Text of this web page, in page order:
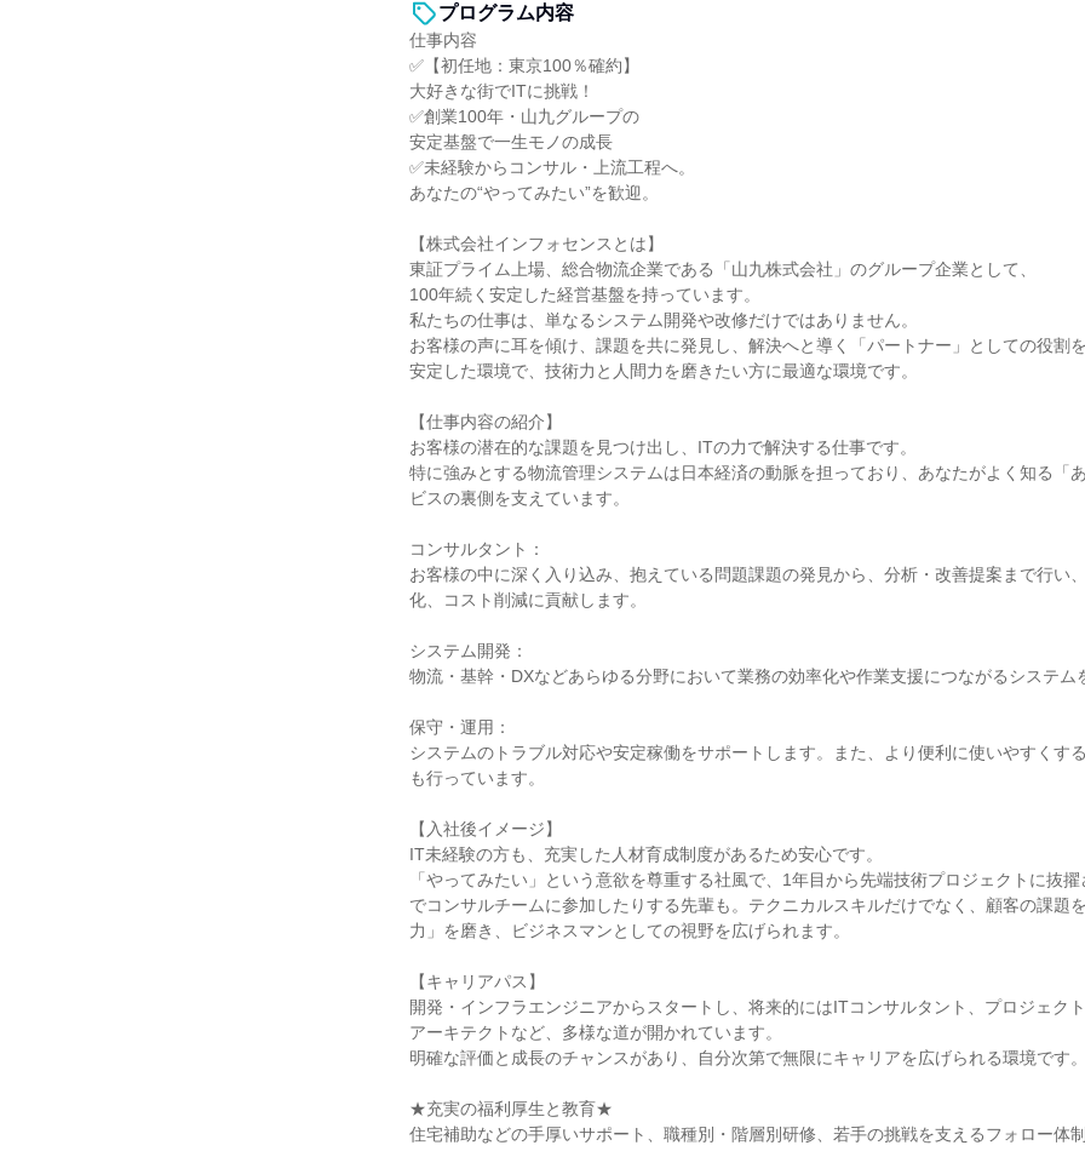
プログラム内容
仕事内容
✅【初任地：東京100％確約】
大好きな街でITに挑戦！
✅創業100年・山九グループの
安定基盤で一生モノの成長
✅未経験からコンサル・上流工程へ。
あなたの“やってみたい”を歓迎。
【株式会社インフォセンスとは】
東証プライム上場、総合物流企業である「山九株式会社」のグループ企業として、
100年続く安定した経営基盤を持っています。
私たちの仕事は、単なるシステム開発や改修だけではありません。
お客様の声に耳を傾け、課題を共に発見し、解決へと導く「パートナー」としての役割を
安定した環境で、技術力と人間力を磨きたい方に最適な環境です。
【仕事内容の紹介】
お客様の潜在的な課題を見つけ出し、ITの力で解決する仕事です。
特に強みとする物流管理システムは日本経済の動脈を担っており、あなたがよく知る「
ビスの裏側を支えています。
コンサルタント：
お客様の中に深く入り込み、抱えている問題課題の発見から、分析・改善提案まで行い
化、コスト削減に貢献します。
システム開発：
物流・基幹・DXなどあらゆる分野において業務の効率化や作業支援につながるシステム
保守・運用：
システムのトラブル対応や安定稼働をサポートします。また、より便利に使いやすくす
も行っています。
【入社後イメージ】
IT未経験の方も、充実した人材育成制度があるため安心です。
「やってみたい」という意欲を尊重する社風で、1年目から先端技術プロジェクトに抜擢
でコンサルチームに参加したりする先輩も。テクニカルスキルだけでなく、顧客の課題
力」を磨き、ビジネスマンとしての視野を広げられます。
【キャリアパス】
開発・インフラエンジニアからスタートし、将来的にはITコンサルタント、プロジェクト
アーキテクトなど、多様な道が開かれています。
明確な評価と成長のチャンスがあり、自分次第で無限にキャリアを広げられる環境です。
★充実の福利厚生と教育★
住宅補助などの手厚いサポート、職種別・階層別研修、若手の挑戦を支えるフォロー体制